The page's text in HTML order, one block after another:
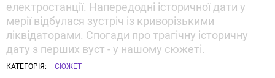
електростанції. Напередодні історичної дати у
мерії відбулася зустріч із криворізькими
ліквідаторами. Спогади про трагічну історичну
дату з перших вуст - у нашому сюжеті.
КАТЕГОРІЯ: СЮЖЕТ